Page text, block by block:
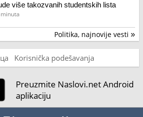
više takozvanih studentskih lista
Politika, najnovije vesti »
Korisnička podešavanja
Preuzmite Naslovi.net Android
aplikaciju